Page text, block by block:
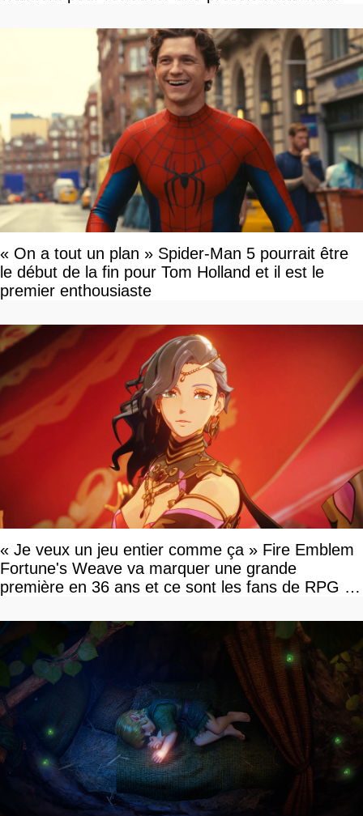
« On a tout un plan » Spider-Man 5 pourrait être
le début de la fin pour Tom Holland et il est le
premier enthousiaste
« Je veux un jeu entier comme ça » Fire Emblem
Fortune's Weave va marquer une grande
première en 36 ans et ce sont les fans de RPG en